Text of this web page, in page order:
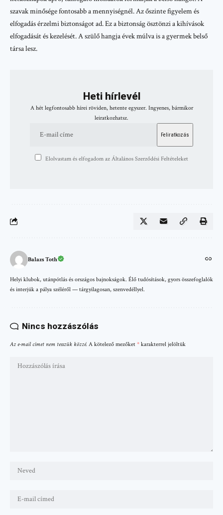
szavak minősége fontosabb a mennyiségnél. Az őszinte figyelem és
elfogadás érzelmi biztonságot ad. Ez a biztonság ösztönzi a kihívások
elfogadását és kezelését. A szülő hangja évek múlva is a gyermek belső
társa lesz.
Heti hírlevél
A hét legfontosabb hírei röviden, hetente egyszer. Ingyenes, bármikor
leiratkozhatsz.
Elolvastam és elfogadom az Általános Szerződési Feltételeket
Balazs Toth
Helyi klubok, utánpótlás és országos bajnokságok. Élő tudósítások, gyors összefoglalók
és interjúk a pálya széléről — tárgyilagosan, szenvedéllyel.
Nincs hozzászólás
Az e-mail címet nem tesszük közzé. A kötelező mezőket * karakterrel jelöltük